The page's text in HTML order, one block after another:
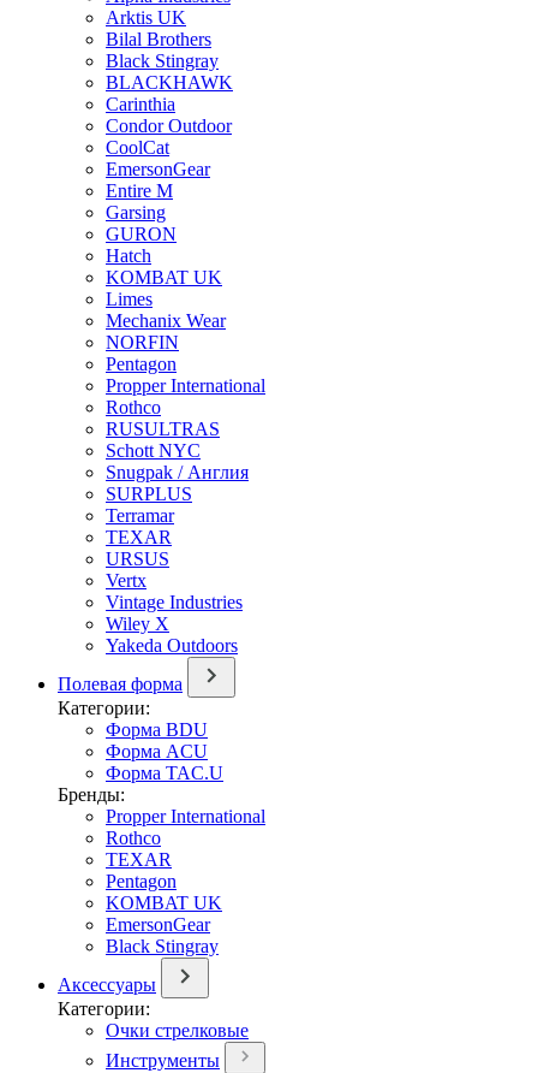
Arktis UK
Bilal Brothers
Black Stingray
BLACKHAWK
Carinthia
Condor Outdoor
CoolCat
EmersonGear
Entire M
Garsing
GURON
Hatch
KOMBAT UK
Limes
Mechanix Wear
NORFIN
Pentagon
Propper International
Rothco
RUSULTRAS
Schott NYC
Snugpak / Англия
SURPLUS
Terramar
TEXAR
URSUS
Vertx
Vintage Industries
Wiley X
Yakeda Outdoors
Полевая форма
Категории:
Форма BDU
Форма ACU
Форма TAC.U
Бренды:
Propper International
Rothco
TEXAR
Pentagon
KOMBAT UK
EmersonGear
Black Stingray
Аксессуары
Категории:
Очки стрелковые
Инструменты